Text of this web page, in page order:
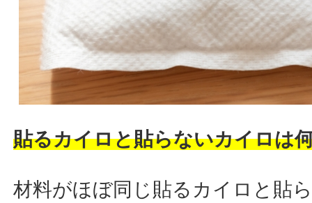
貼るカイロと貼らないカイロは
材料がほぼ同じ貼るカイロと貼